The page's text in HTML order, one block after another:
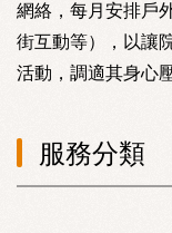
網絡，每月安排戶
街互動等），以讓
活動，調適其身心
服務分類